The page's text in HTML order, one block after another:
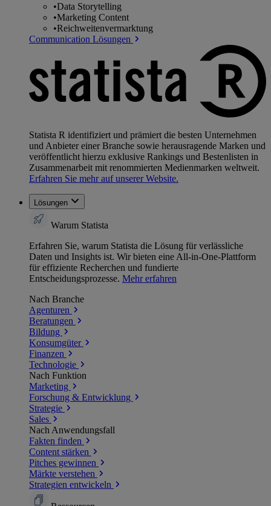
•Data Storytelling
•Marketing Content
•Reichweitenvermarktung
Communication Lösungen
Statista R identifiziert und prämiert die besten Unternehmen
und Anbieter einer Branche sowie herausragende Marken und
veröffentlicht hierzu exklusive Rankings und Bestenlisten in
Zusammenarbeit mit renommierten Medienmarken weltweit.
Erfahren Sie mehr auf unserer Website.
Lösungen
Warum Statista
Erfahren Sie, warum Statista die Lösung für verlässliche
Daten und Insights ist. Wir bieten eine All-in-One-Plattform
für effiziente Recherchen und fundierte
Entscheidungsprozesse. Mehr erfahren
Nach Branche
Agenturen
Beratungen
Bildung
Konsumgüter
Finanzen
Technologie
Nach Funktion
Marketing
Forschung & Entwicklung
Strategie
Sales
Nach Anwendungsfall
Fakten finden
Content stärken
Pitches gewinnen
Märkte verstehen
Strategien entwickeln